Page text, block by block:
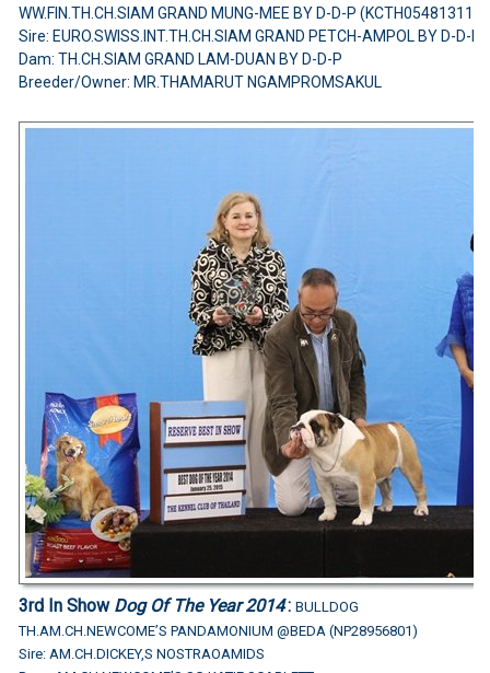
WW.FIN.TH.CH.SIAM GRAND MUNG-MEE BY D-D-P
Sire: EURO.SWISS.INT.TH.CH.SIAM GRAND PETCH-AMPOL BY D-D-P
Dam: TH.CH.SIAM GRAND LAM-DUAN BY D-D-P
Breeder/Owner: MR.THAMARUT NGAMPROMSAKUL
3rd In Show Dog Of The Year 2014: BULLDOG
TH.AM.CH.NEWCOME’S PANDAMONIUM @BEDA (NP28956801)
Sire: AM.CH.DICKEY,S NOSTRAOAMIDS